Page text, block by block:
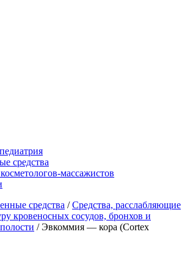
средства
массажистов
средства /Средства, расслабляющие
кровеносных сосудов, бронхов и
/Эвкоммия — кора (Cortex